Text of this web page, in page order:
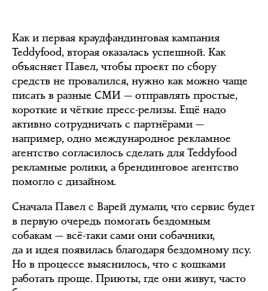
Как и первая краудфандинговая кампания
Teddyfood, вторая оказалась успешной. Как
объясняет Павел, чтобы проект по сбору
средств не провалился, нужно как можно чаще
писать в разные СМИ — отправлять простые,
короткие и чёткие пресс-релизы. Ещё надо
активно сотрудничать с партнёрами —
например, одно международное рекламное
агентство согласилось сделать для Teddyfood
рекламные ролики, а брендинговое агентство
помогло с дизайном.
Сначала Павел с Варей думали, что сервис будет
в первую очередь помогать бездомным
собакам — всё-таки сами они собачники,
да и идея появилась благодаря бездомному псу.
Но в процессе выяснилось, что с кошками
работать проще. Приюты, где они живут, часто